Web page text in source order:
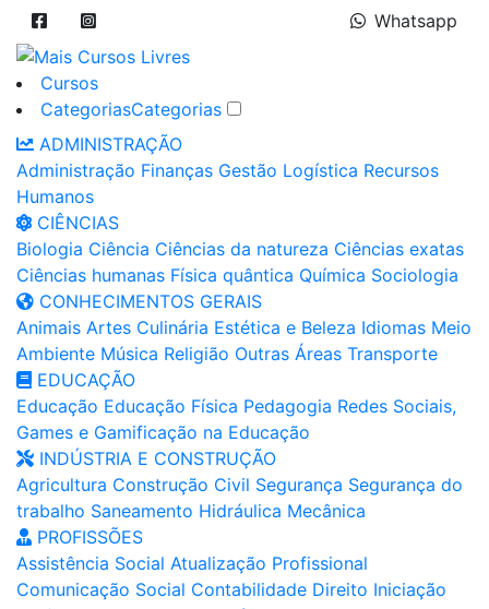
Whatsapp
Cursos
CategoriasCategorias
ADMINISTRAÇÃO
Administração Finanças Gestão Logística Recursos
Humanos
CIÊNCIAS
Biologia Ciência Ciências da natureza Ciências exatas
Ciências humanas Física quântica Química Sociologia
CONHECIMENTOS GERAIS
Animais Artes Culinária Estética e Beleza Idiomas Meio
Ambiente Música Religião Outras Áreas Transporte
EDUCAÇÃO
Educação Educação Física Pedagogia Redes Sociais,
Games e Gamificação na Educação
INDÚSTRIA E CONSTRUÇÃO
Agricultura Construção Civil Segurança Segurança do
trabalho Saneamento Hidráulica Mecânica
PROFISSÕES
Assistência Social Atualização Profissional
Comunicação Social Contabilidade Direito Iniciação